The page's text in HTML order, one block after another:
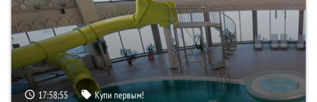
17:58:54 Купи первым!